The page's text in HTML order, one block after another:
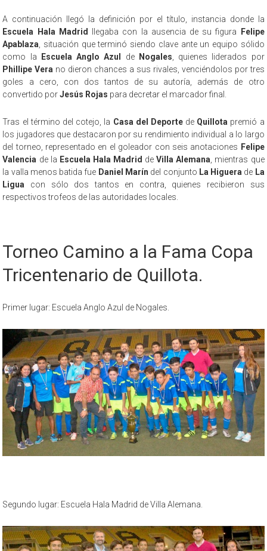
A continuación llegó la definición por el título, instancia donde la
Escuela Hala Madrid
llegaba con la ausencia de su figura
Felipe
Apablaza , situación que terminó siendo clave ante un equipo sólido
como la
Escuela Anglo Azul de Nogales , quienes liderados por
Phillipe Vera no dieron chances a sus rivales, venciéndolos por tres
goles a cero, con dos tantos de su autoría, además de otro
convertido porJesús Rojas para decretar el marcador final.
Tras el término del cotejo, la Casa del Deportede Quillota premió a
los jugadores que destacaron por su rendimiento individual a lo largo
del torneo, representado en el goleador con seis anotaciones Felipe
Valencia de la Escuela Hala Madrid deVilla Alemana , mientras que
la valla menos batida fue Daniel Marín del conjunto La Higuera de La
Ligua con sólo dos tantos en contra, quienes recibieron sus
respectivos trofeos de las autoridades locales.
Torneo Camino a la Fama Copa
Tricentenario de Quillota.
Primer lugar: Escuela Anglo Azul de Nogales.
Segundo lugar: Escuela Hala Madrid de Villa Alemana.